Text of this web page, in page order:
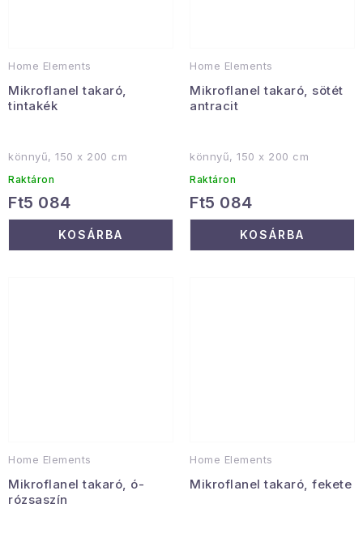
Home Elements
Mikroflanel takaró,
tintakék
könnyű, 150 x 200 cm
Raktáron
Ft5 084
KOSÁRBA
Home Elements
Mikroflanel takaró, sötét
antracit
könnyű, 150 x 200 cm
Raktáron
Ft5 084
KOSÁRBA
Home Elements
Mikroflanel takaró, ó-
rózsaszín
Home Elements
Mikroflanel takaró, fekete